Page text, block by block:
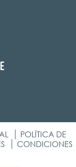
POLÍTICA DE
CONDICIONES